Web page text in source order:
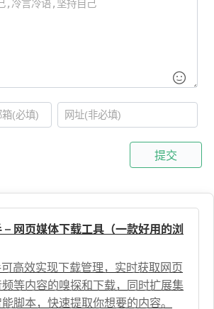
提交
网页媒体下载工具（一款好用的浏
高效实现下载管理，实时获取网页
等内容的嗅探和下载，同时扩展集
脚本，快速提取你想要的内容。